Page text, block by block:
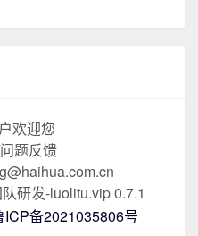
欢迎您
题反馈
研发-luolitu.vip 0.7.1
ICP备2021035806号